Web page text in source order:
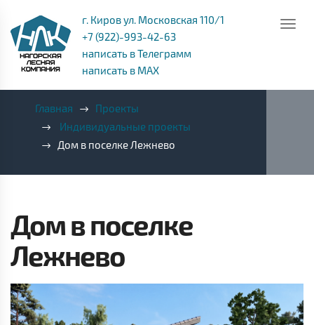
г. Киров ул. Московская 110/1
+7 (922)-993-42-63
написать в Телеграмм
написать в MAX
Главная
Проекты
Индивидуальные проекты
Дом в поселке Лежнево
Дом в поселке
Лежнево